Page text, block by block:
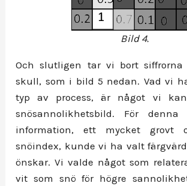
Bild 4.
Och slutligen tar vi bort siffrorna
skull, som i bild 5 nedan. Vad vi
typ av process, är något vi
snösannolikhetsbild. För denna
information, ett mycket grovt
snöindex, kunde vi ha valt
önskar. Vi valde något som
vit som snö för högre